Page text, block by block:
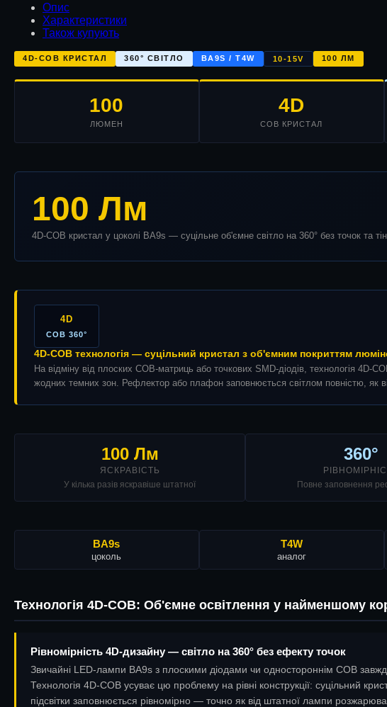
Опис
Характеристики
Також купують
4D-COB КРИСТАЛ 360° СВІТЛО BA9S / T4W 10-15V 100 ЛМ
100
ЛЮМЕН
4D
COB КРИСТАЛ
100 Лм
4D-COB кристал у цоколі BA9s — суцільне об'ємне світло на 360° без точок та
4D
COB 360°
4D-COB технологія — суцільний кристал з об'ємним покриттям
На відміну від плоских COB-матриць або точкових SMD-діодів, технологія 4D-
жодних темних зон. Рефлектор або плафон заповнюється світлом повністю, як
100 Лм
ЯСКРАВІСТЬ
У кілька разів яскравіше штатної
360°
Повне заповнення
BA9s
цоколь
T4W
аналог
Технологія 4D-COB: Об'ємне освітлення у найменшому
Рівномірність 4D-дизайну — світло на 360° без ефекту точок
Звичайні LED-лампи BA9s з плоскими діодами чи одностороннім COB
Технологія 4D-COB усуває цю проблему на рівні конструкції: суцільний
підсвітки заповнюється рівномірно — точно як від штатної лампи